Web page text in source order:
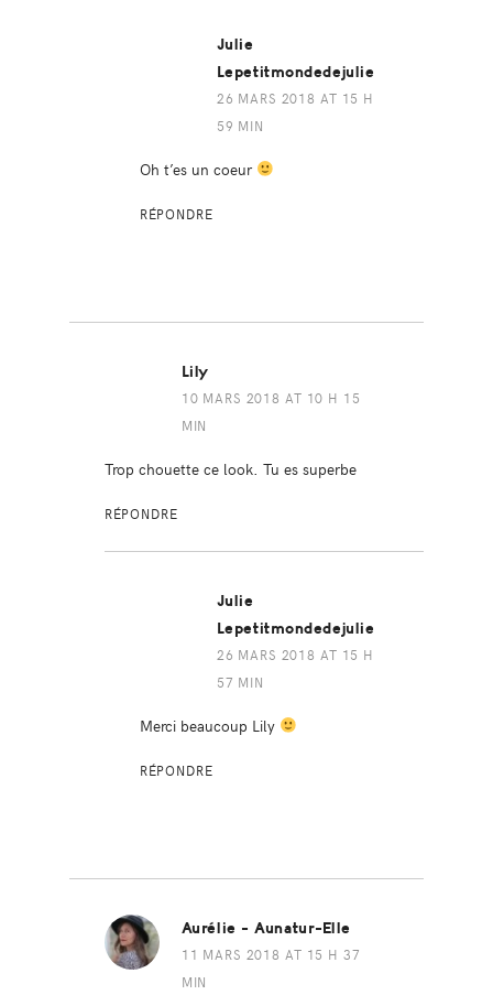
Julie
Lepetitmondedejulie
26 MARS 2018 AT 15 H
59 MIN
Oh t’es un coeur
RÉPONDRE
Lily
10 MARS 2018 AT 10 H 15
MIN
Trop chouette ce look. Tu es superbe
RÉPONDRE
Julie
Lepetitmondedejulie
26 MARS 2018 AT 15 H
57 MIN
Merci beaucoup Lily
RÉPONDRE
Aurélie - Aunatur-Elle
11 MARS 2018 AT 15 H 37
MIN